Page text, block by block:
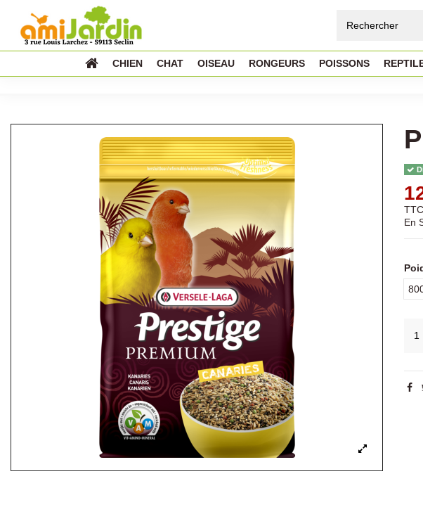
CHIEN CHAT OISEAU RONGEURS POISSONS
TTC
En